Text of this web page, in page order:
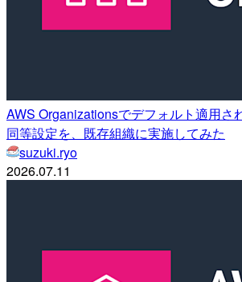
AWS Organizationsでデフォルト適用さ
同等設定を、既存組織に実施してみた
suzuki.ryo
2026.07.11